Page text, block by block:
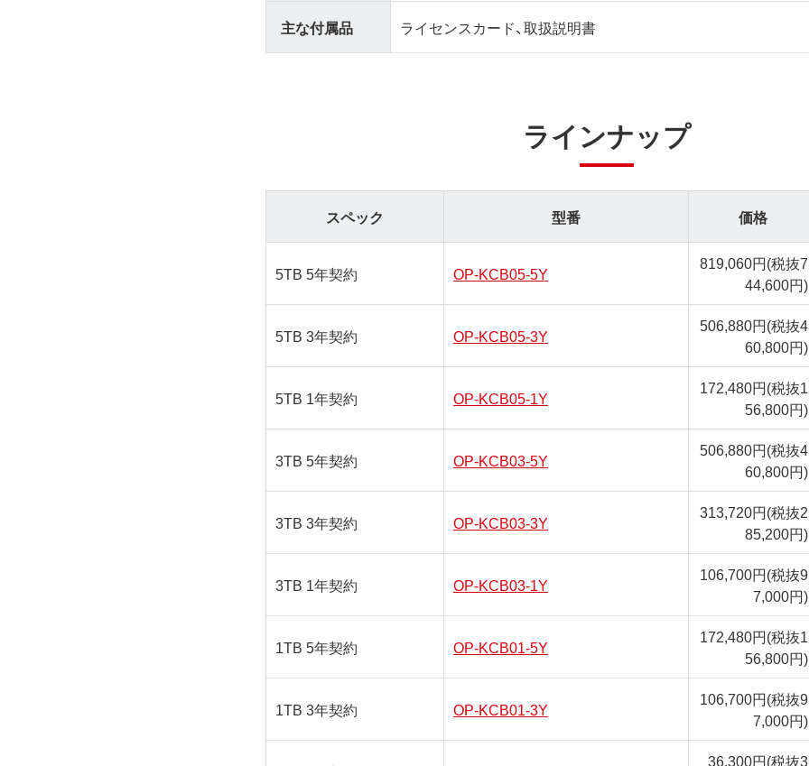
主な付属品 ライセンスカード、取扱説明書
ラインナップ
スペック 型番 価格
5TB 5年契約 OP-KCB05-5Y 819,060円(税抜7
44,600円)
5TB 3年契約 OP-KCB05-3Y 506,880円(税抜4
60,800円)
5TB 1年契約 OP-KCB05-1Y 172,480円(税抜1
56,800円)
3TB 5年契約 OP-KCB03-5Y 506,880円(税抜4
60,800円)
3TB 3年契約 OP-KCB03-3Y 313,720円(税抜2
85,200円)
3TB 1年契約 OP-KCB03-1Y 106,700円(税抜9
7,000円)
1TB 5年契約 OP-KCB01-5Y 172,480円(税抜1
56,800円)
1TB 3年契約 OP-KCB01-3Y 106,700円(税抜9
7,000円)
36,300円(税抜3